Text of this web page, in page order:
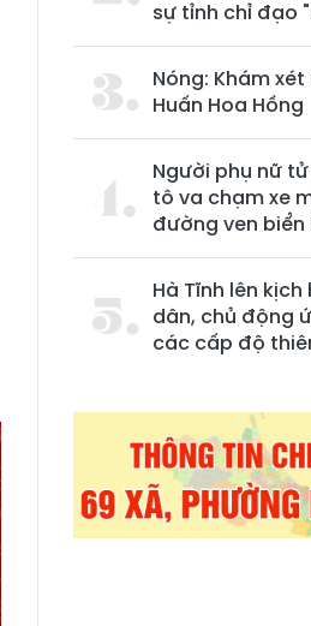
sự tỉnh chỉ đạo
Nóng: Khám
Huấn Hoa Hồng
Người phụ nữ
tô va chạm xe
đường ven biển
Hà Tĩnh lên
dân, chủ động
các cấp độ